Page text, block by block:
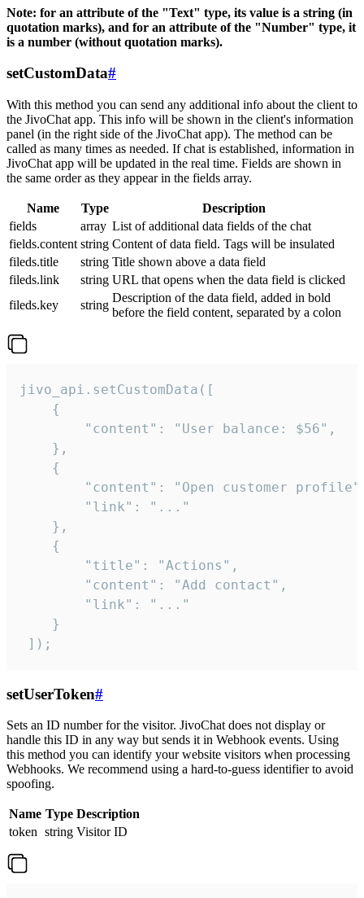
Note: for an attribute of the "Text" type, its value is a string (in
quotation marks), and for an attribute of the "Number" type, it
is a number (without quotation marks).
setCustomData#
With this method you can send any additional info about the client to
the JivoChat app. This info will be shown in the client's information
panel (in the right side of the JivoChat app). The method can be
called as many times as needed. If chat is established, information in
JivoChat app will be updated in the real time. Fields are shown in
the same order as they appear in the fields array.
Name Type
Description
fields
array List of additional data fields of the chat
fields.content string Content of data field. Tags will be insulated
fileds.title
string Title shown above a data field
fileds.link
string URL that opens when the data field is clicked
fileds.key
string
Description of the data field, added in bold
before the field content, separated by a colon
jivo_api.setCustomData([
    {
        "content": "User balance: $56",
    },
    {
"content": "Open customer
        "link": "..."
    },
    {
        "title": "Actions",
        "content": "Add contact",
        "link": "..."
    }
]);
setUserToken#
Sets an ID number for the visitor. JivoChat does not display or
handle this ID in any way but sends it in Webhook events. Using
this method you can identify your website visitors when processing
Webhooks. We recommend using a hard-to-guess identifier to avoid
spoofing.
Name Type Description
token string Visitor ID